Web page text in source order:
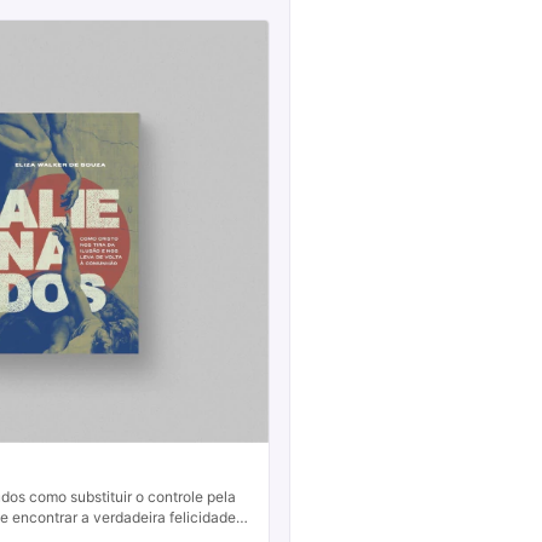
como substituir o controle pela
encontrar a verdadeira felicidade.
vida hoje.